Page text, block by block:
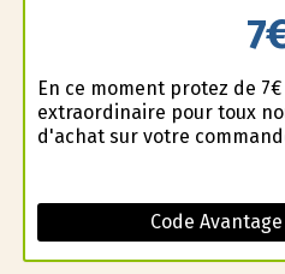
En ce moment profitez de
extraordinaire pour toux
d'achat sur votre
Code